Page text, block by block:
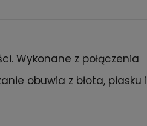
Wykonane z połączenia
obuwia z błota, piasku i